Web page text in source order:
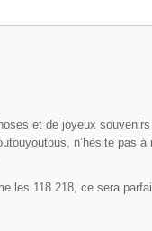
et de joyeux
n’hésite pas à
les 118 218, ce sera